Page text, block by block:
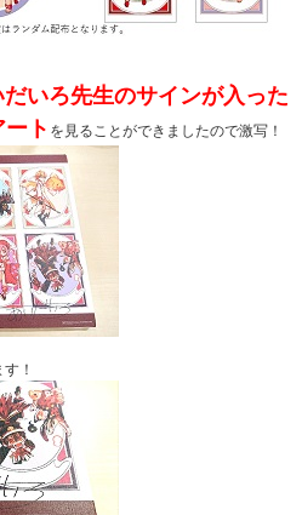
だいろ先生のサインが入った
ト を見ることができましたので激写！
！